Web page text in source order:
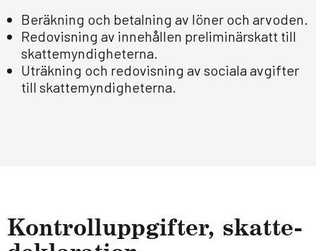
Beräkning och betalning av löner och arvoden.
Redovisning av innehållen preliminärskatt till
skattemyndigheterna.
Uträkning och redovisning av sociala avgifter
till skattemyndigheterna.
Kon­troll­upp­gif­ter, skatte­